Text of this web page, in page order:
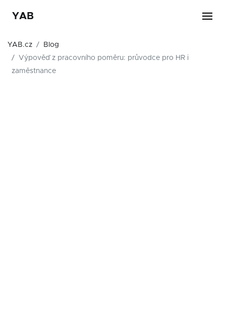
YAB
YAB.cz
Blog
Výpověď z pracovního poměru: průvodce pro HR i
zaměstnance